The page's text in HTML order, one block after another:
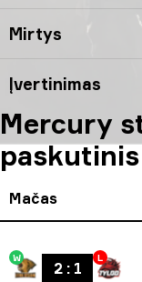
Mirtys
Įvertinimas
Mercury
Mačas
W
2: 1
L